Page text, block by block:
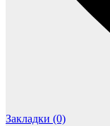
Закладки (0)